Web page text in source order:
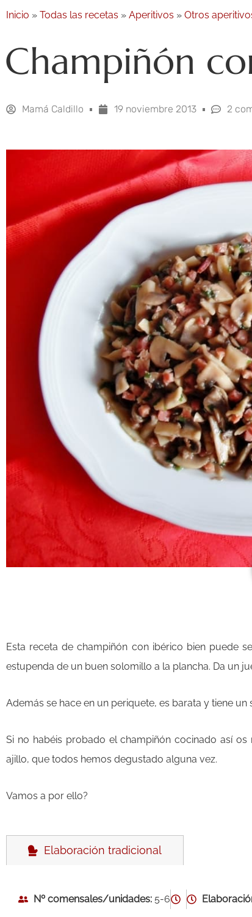
Inicio » Todas las recetas » Aperitivos » Otros
Champiñón
Mamá Caldillo 19 noviembre 2013 2
Esta receta de champiñón con ibérico bien puede
estupenda de un buen solomillo a la plancha. Da un
Además se hace en un periquete, es barata y tiene un
Si no habéis probado el champiñón cocinado así
ajillo, que todos hemos degustado alguna vez.
Vamos a por ello?
Elaboración tradicional
Nº comensales/unidades: 5-6